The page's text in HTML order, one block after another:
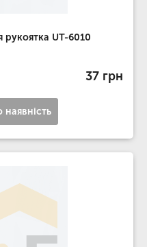
рукоятка UT-6010
37 грн
наявність